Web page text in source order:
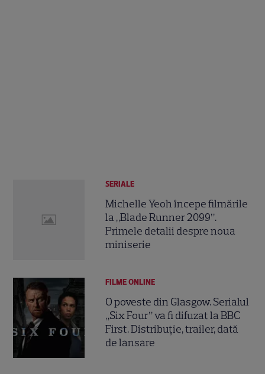
SERIALE
Michelle Yeoh începe filmările
la „Blade Runner 2099”.
Primele detalii despre noua
miniserie
FILME ONLINE
O poveste din Glasgow. Serialul
„Six Four” va fi difuzat la BBC
First. Distribuție, trailer, dată
de lansare